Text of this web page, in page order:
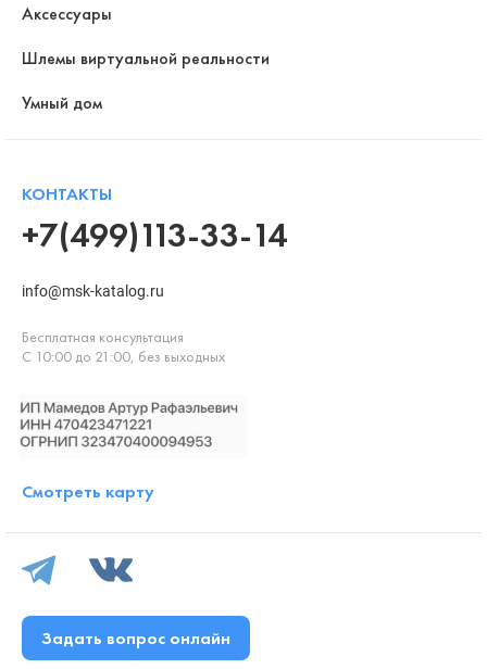
Аксессуары
Шлемы виртуальной реальности
Умный дом
КОНТАКТЫ
+7(499)113-33-14
info@msk-katalog.ru
Бесплатная консультация
С 10:00 до 21:00, без выходных
Смотреть карту
Задать вопрос онлайн